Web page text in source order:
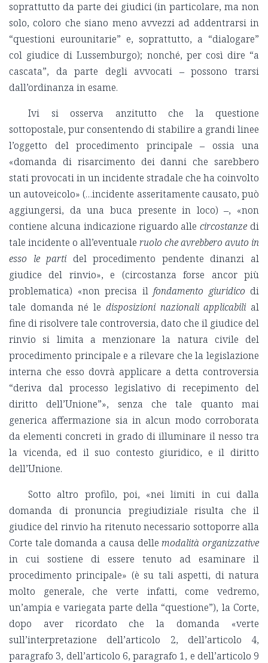
soprattutto da parte dei giudici (in particolare, ma non
solo, coloro che siano meno avvezzi ad addentrarsi in
“questioni eurounitarie” e, soprattutto, a “dialogare”
col giudice di Lussemburgo); nonché, per così dire “a
cascata”, da parte degli avvocati ‒ possono trarsi
dall’ordinanza in esame.
Ivi si osserva anzitutto che la questione
sottopostale, pur consentendo di stabilire a grandi linee
l’oggetto del procedimento principale ‒ ossia una
«domanda di risarcimento dei danni che sarebbero
stati provocati in un incidente stradale che ha coinvolto
un autoveicolo» (…incidente asseritamente causato, può
aggiungersi, da una buca presente in loco) ‒, «non
contiene alcuna indicazione riguardo allecircostanze di
tale incidente o all’eventuale ruolo che avrebbero avuto in
esso le parti del procedimento pendente dinanzi al
giudice del rinvio», e (circostanza forse ancor più
problematica) «non precisa il fondamento giuridico di
tale domanda né le disposizioni nazionali applicabili al
fine di risolvere tale controversia, dato che il giudice del
rinvio si limita a menzionare la natura civile del
procedimento principale e a rilevare che la legislazione
interna che esso dovrà applicare a detta controversia
“deriva dal processo legislativo di recepimento del
diritto dell’Unione”», senza che tale quanto mai
generica affermazione sia in alcun modo corroborata
da elementi concreti in grado di illuminare il nesso tra
la vicenda, ed il suo contesto giuridico, e il diritto
dell’Unione.
Sotto altro profilo, poi, «nei limiti in cui dalla
domanda di pronuncia pregiudiziale risulta che il
giudice del rinvio ha ritenuto necessario sottoporre alla
Corte tale domanda a causa dellemodalità organizzative
in cui sostiene di essere tenuto ad esaminare il
procedimento principale» (è su tali aspetti, di natura
molto generale, che verte infatti, come vedremo,
un’ampia e variegata parte della “questione”), la Corte,
dopo aver ricordato che la domanda «verte
sull’interpretazione dell’articolo 2, dell’articolo 4,
paragrafo 3, dell’articolo 6, paragrafo 1, e dell’articolo 9